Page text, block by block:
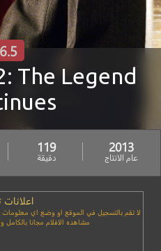
The Legend
6.5
2013
عام الانتاج
119
دقيقة
اعلانات
لا تقم بالتسجيل في الموقع او وضع اي
مشاهده الافلام مجانا